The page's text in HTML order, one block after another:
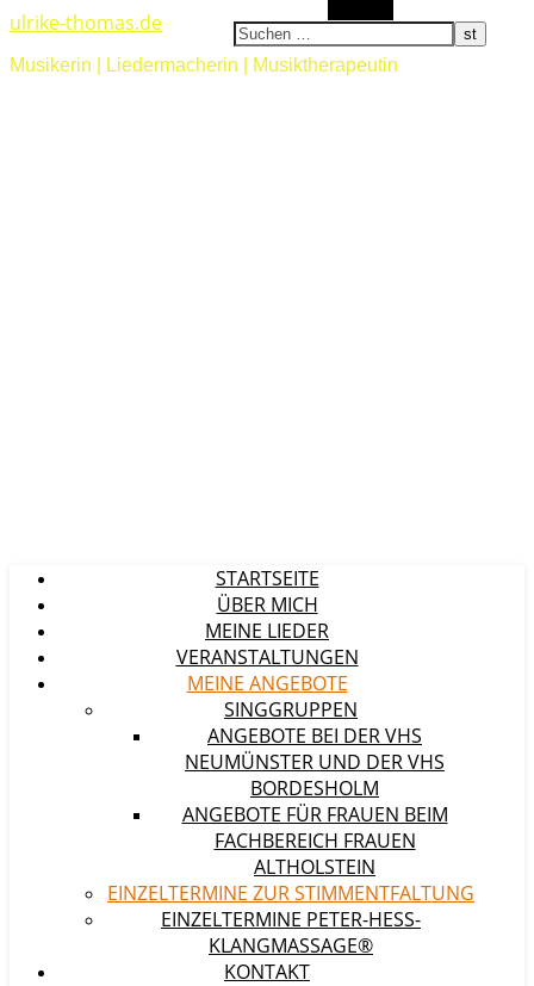
ulrike-thomas.de
Musikerin | Liedermacherin | Musiktherapeutin
STARTSEITE
ÜBER MICH
MEINE LIEDER
VERANSTALTUNGEN
MEINE ANGEBOTE
SINGGRUPPEN
ANGEBOTE BEI DER VHS
NEUMÜNSTER UND DER VHS
BORDESHOLM
ANGEBOTE FÜR FRAUEN BEIM
FACHBEREICH FRAUEN
ALTHOLSTEIN
EINZELTERMINE ZUR STIMMENTFALTUNG
EINZELTERMINE PETER-HESS-
KLANGMASSAGE®
KONTAKT